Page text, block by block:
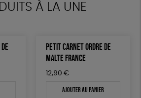
À LA UNE
PETIT CARNET ORDRE DE
MALTE FRANCE
12,90 €
Ajouter au panier